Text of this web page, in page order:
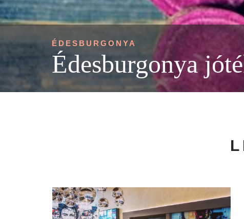
ÉDESBURGONYA
Édesburgonya